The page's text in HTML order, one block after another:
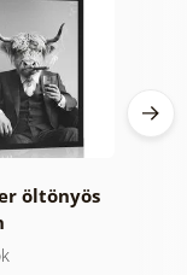
öltönyös
és